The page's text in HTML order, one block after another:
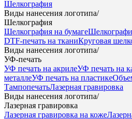
Шелкография
Виды нанесения логотипа/
Шелкография
Шелкография на бумаге
DTF-печать на тканиКруговая
Виды нанесения логотипа/
УФ-печать
УФ печать на акрилеУФ печать на
металлеУФ печать на пластике
ТампопечатьЛазерная гравировка
Виды нанесения логотипа/
Лазерная гравировка
Лазерная гравировка на коже